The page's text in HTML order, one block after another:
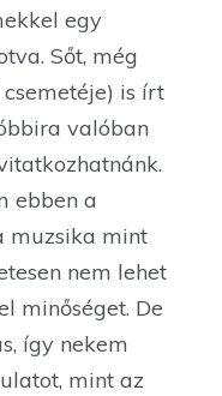
egy
Sőt, még
is írt
valóban
ebben a
muzsika mint
nem lehet
minőséget. De
így nekem
mint az